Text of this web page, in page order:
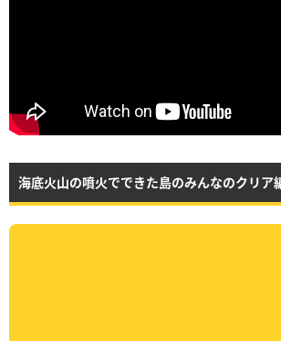
海底火山の噴火でできた島のみんなのクリア